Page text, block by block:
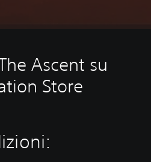
Ascent su
Store